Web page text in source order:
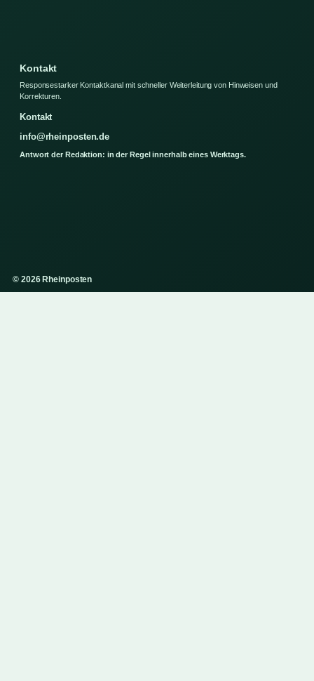
Kontakt
Responsestarker Kontaktkanal mit schneller Weiterleitung von Hinweisen und
Korrekturen.
Kontakt
info@rheinposten.de
Antwort der Redaktion: in der Regel innerhalb eines Werktags.
© 2026 Rheinposten